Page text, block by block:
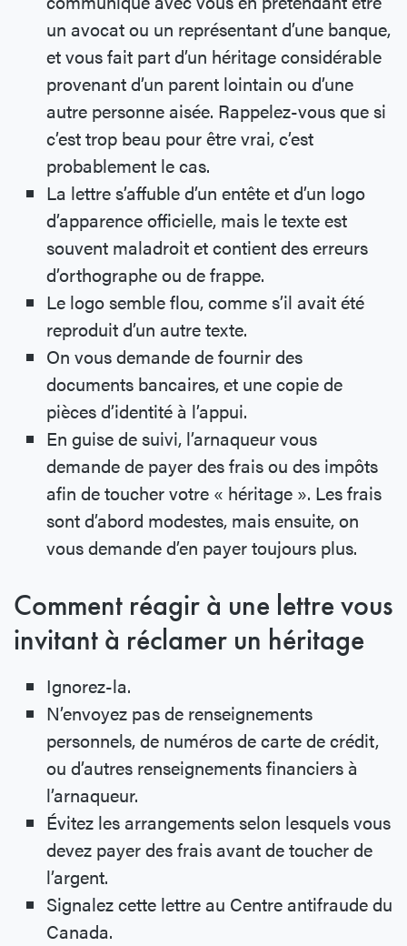
un avocat ou un représentant d’une banque,
et vous fait part d’un héritage considérable
provenant d’un parent lointain ou d’une
autre personne aisée. Rappelez-vous que si
c’est trop beau pour être vrai, c’est
probablement le cas.
La lettre s’affuble d’un entête et d’un logo
d’apparence officielle, mais le texte est
souvent maladroit et contient des erreurs
d’orthographe ou de frappe.
Le logo semble flou, comme s’il avait été
reproduit d’un autre texte.
On vous demande de fournir des
documents bancaires, et une copie de
pièces d’identité à l’appui.
En guise de suivi, l’arnaqueur vous
demande de payer des frais ou des impôts
afin de toucher votre « héritage ». Les frais
sont d’abord modestes, mais ensuite, on
vous demande d’en payer toujours plus.
Comment réagir à une lettre vous
invitant à réclamer un héritage
Ignorez-la.
N’envoyez pas de renseignements
personnels, de numéros de carte de crédit,
ou d’autres renseignements financiers à
l’arnaqueur.
Évitez les arrangements selon lesquels vous
devez payer des frais avant de toucher de
l’argent.
Signalez cette lettre au Centre antifraude du
Canada.